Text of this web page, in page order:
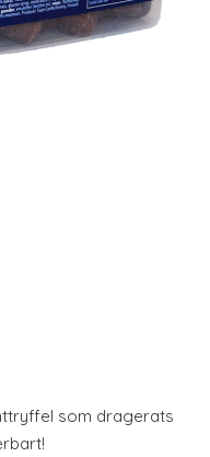
som dragerats